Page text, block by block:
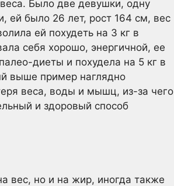
Было две девушки, одну
ей было 26 лет, рост 164 см, вес
ей похудеть на 3 кг в
себя хорошо, энергичной, ее
диеты и похудела на 5 кг в
выше пример наглядно
веса, воды и мышц, из-за чего
и здоровый способ
вес, но и на жир, иногда также